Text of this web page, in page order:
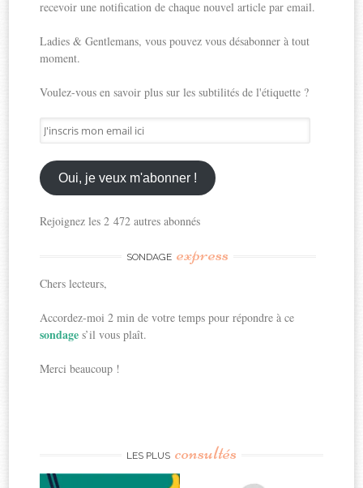
recevoir une notification de chaque nouvel article par email.
Ladies & Gentlemans, vous pouvez vous désabonner à tout
moment.
Voulez-vous en savoir plus sur les subtilités de l'étiquette ?
J'inscris
mon
email
ici
Oui, je veux m'abonner !
Rejoignez les 2 472 autres abonnés
SONDAGE express
Chers lecteurs,
Accordez-moi 2 min de votre temps pour répondre à ce
sondages’il vous plaît.
Merci beaucoup !
LES PLUS consultés